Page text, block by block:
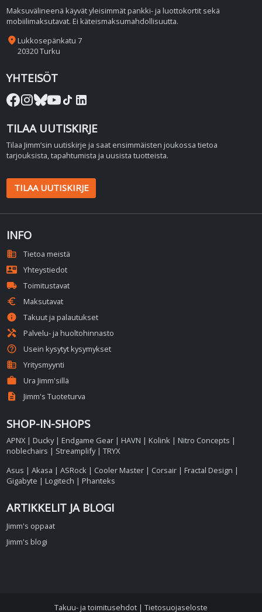
Maksuvälineenä käyvät yleisimmät pankki- ja luottokortit sekä
mobiilimaksutavat. Ei käteismaksumahdollisuutta.
place Lukkosepänkatu 7
20320 Turku
YHTEISÖT
TILAA UUTISKIRJE
Tilaa Jimm’sin uutiskirje ja saat ensimmäisten joukossa tietoa
tarjouksista, tapahtumista ja uusista tuotteista.
TILAA UUTISKIRJE
INFO
domain
Tietoa meistä
contact_mail
Yhteystiedot
local_shipping
Toimitustavat
euro
Maksutavat
info
Takuut ja palautukset
handyman
Palvelu- ja huoltohinnasto
help_outline
Usein kysytyt kysymykset
business
Yritysmyynti
work
Ura Jimm'sillä
description
Jimm's Tuoteturva
SHOP-IN-SHOPS
APNX | Ducky| Endgame Gear | HAVN | Kolink | Nitro Concepts |
noblechairs | Streamplify|TRYX
Asus |Akasa |ASRock | Cooler Master | Corsair | Fractal Design |
Gigabyte | Logitech | Phanteks
ARTIKKELIT JA BLOGI
Jimm's oppaat
Jimm's blogi
Takuu- ja toimitusehdot | Tietosuojaseloste